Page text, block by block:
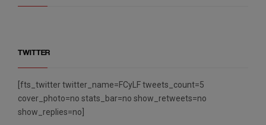
TWITTER
[fts_twitter twitter_name=FCyLF tweets_count=5
cover_photo=no stats_bar=no show_retweets=no
show_replies=no]